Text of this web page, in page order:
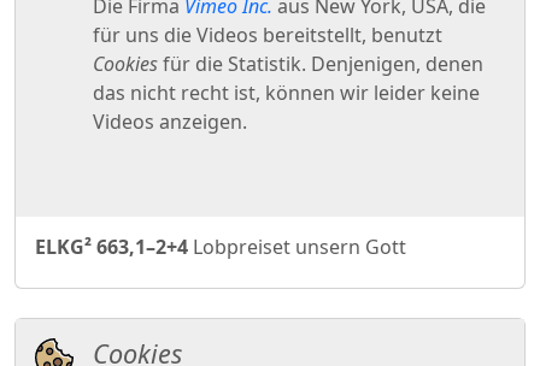
ELKG² 663,1–2+4 Lobpreiset unsern Gott